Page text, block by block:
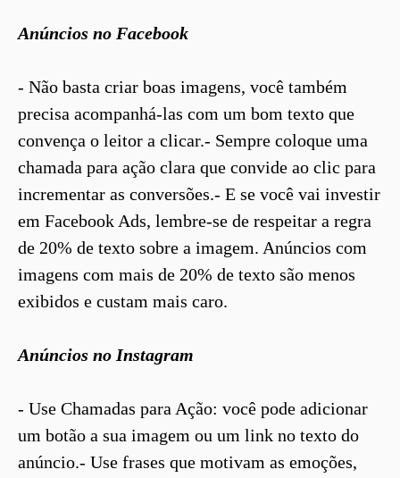
Anúncios no Facebook
- Não basta criar boas imagens, você também
precisa acompanhá-las com um bom texto que
convença o leitor a clicar.- Sempre coloque uma
chamada para ação clara que convide ao clic para
incrementar as conversões.- E se você vai investir
em Facebook Ads, lembre-se de respeitar a regra
de 20% de texto sobre a imagem. Anúncios com
imagens com mais de 20% de texto são menos
exibidos e custam mais caro.
Anúncios no Instagram
- Use Chamadas para Ação: você pode adicionar
um botão a sua imagem ou um link no texto do
anúncio.- Use frases que motivam as emoções,